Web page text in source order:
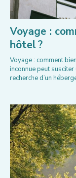
Voyage :
hôtel ?
Voyage : comment
inconnue peut susciter
recherche d’un